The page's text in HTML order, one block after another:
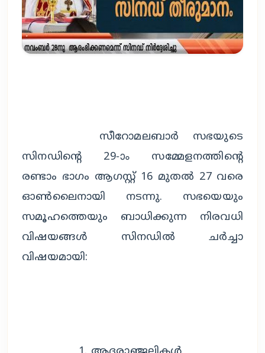
സീറോമലബാർ സഭയുടെ
സിനഡിന്റെ 29-ാം സമ്മേളനത്തിന്റെ
രണ്ടാം ഭാഗം ആഗസ്റ്റ് 16 മുതൽ 27 വരെ
ഓൺലൈനായി നടന്നു. സഭയെയും
സമൂഹത്തെയും ബാധിക്കുന്ന നിരവധി
വിഷയങ്ങൾ സിനഡിൽ ചർച്ചാ
വിഷയമായി: